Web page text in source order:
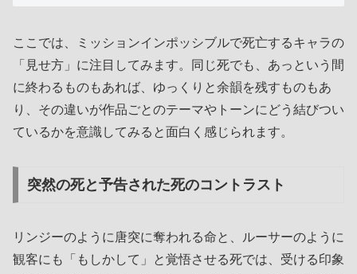
ここでは、ミッションインポッシブルで死亡するキャラの
「見せ方」に注目してみます。同じ死でも、あっという間
に終わるものもあれば、ゆっくりと余韻を残すものもあ
り、その違いが作品ごとのテーマやトーンにどう結びつい
ているかを意識してみると面白く感じられます。
突然の死と予告された死のコントラスト
リンジーのように唐突に奪われる命と、ルーサーのように
観客にも「もしかして」と覚悟させる死では、受ける印象